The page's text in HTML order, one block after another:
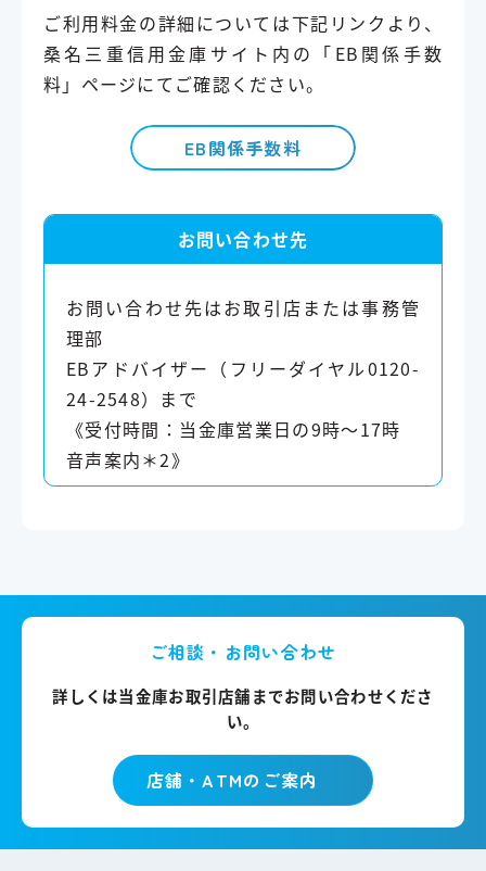
ご利用料金の詳細については下記リンクより、
桑名三重信用金庫サイト内の「EB関係手数
料」ページにてご確認ください。
EB関係手数料
お問い合わせ先
お問い合わせ先はお取引店または事務管
理部
EBアドバイザー（フリーダイヤル0120-
24-2548）まで
《受付時間：当金庫営業日の9時～17時
音声案内＊2》
ご相談・お問い合わせ
詳しくは当金庫お取引店舗までお問い合わせくださ
い。
店舗・ATMのご案内